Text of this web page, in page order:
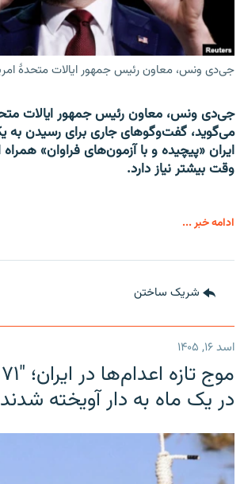
جی‌دی ونس، معاون رئیس جمهور ایالات متحدۀ
جی‌دی ونس، معاون رئیس جمهور ایالات
می‌گوید، گفت‌وگوهای جاری برای رسیدن به
ایران «پیچیده و با آزمون‌های فراوان»
وقت بیشتر نیاز دارد.
ادامه خبر ...
شریک ساختن
اسد ۱۶, ۱۴۰۵
در یک ماه به دار آویخته شدند